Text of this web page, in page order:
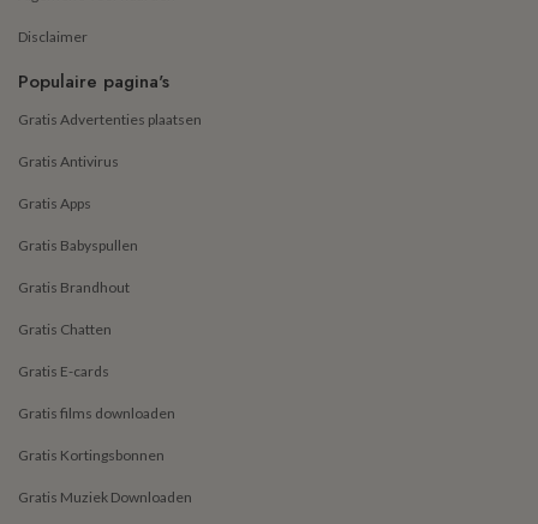
Disclaimer
Populaire pagina's
Gratis Advertenties plaatsen
Gratis Antivirus
Gratis Apps
Gratis Babyspullen
Gratis Brandhout
Gratis Chatten
Gratis E-cards
Gratis films downloaden
Gratis Kortingsbonnen
Gratis Muziek Downloaden